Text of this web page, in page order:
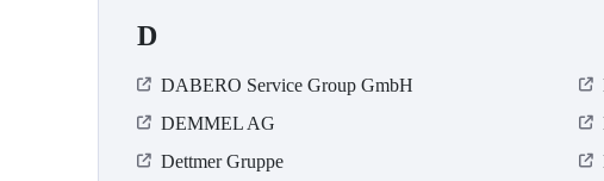
D
DABERO Service Group GmbH
DEMMEL AG
Dettmer Gruppe